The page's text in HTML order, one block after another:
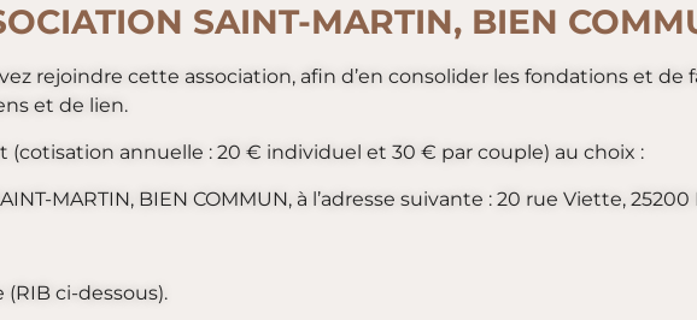
SAINT-MARTIN, BIEN
rejoindre cette association, afin d’en consolider les fondations et
et de lien.
(cotisation annuelle : 20 € individuel et 30 € par couple) au choix :
MARTIN, BIEN COMMUN, à l’adresse suivante : 20 rue Viette,
ci-dessous).